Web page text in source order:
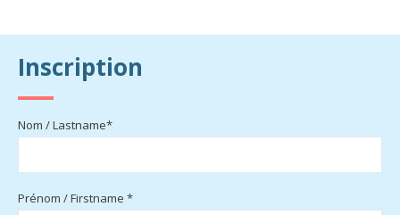
Inscription
Nom / Lastname*
Prénom / Firstname *